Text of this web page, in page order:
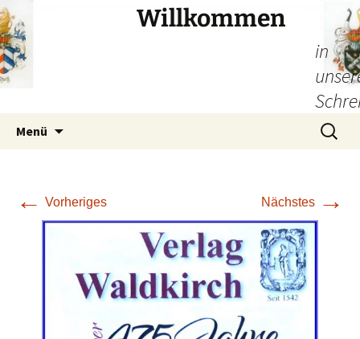
Willkommen
in
Menü
Suchen
nach:
← Vorheriges Nächstes →